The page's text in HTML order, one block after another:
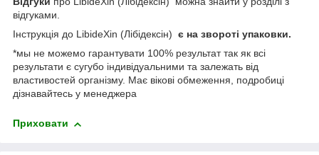
відгуками.
Інструкція до LibideXin (Лібідексін) є на звороті упаковки.
*мы не можемо гарантувати 100% результат так як всі
результати є сугубо індивідуальними та залежать від
властивостей організму. Має вікові обмеження, подробиці
дізнавайтесь у менеджера
Приховати